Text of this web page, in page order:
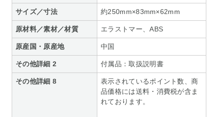
サイズ／寸法 約250mm×83mm×62mm
原材料／素材／材質 エラストマー、ABS
原産国・原産地 中国
その他詳細 2 付属品：取扱説明書
その他詳細 8
表示されているポイント数、商
品価格には送料・消費税が含ま
れております。